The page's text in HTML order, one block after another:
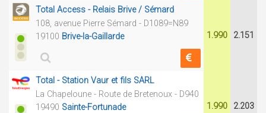
Total Access - Relais Brive / Sémard
108, avenue Pierre Sémard - D1089=N89
19100 Brive-la-Gaillarde 1.990 2.151
Total - Station Vaur et fils SARL
La Chapeloune - Route de Bretenoux - D940
19490 Sainte-Fortunade 1.990 2.203